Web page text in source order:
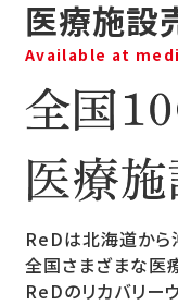
医療施設
Available at
ReDは北海道から
全国さまざまな医
ReDのリカバリー